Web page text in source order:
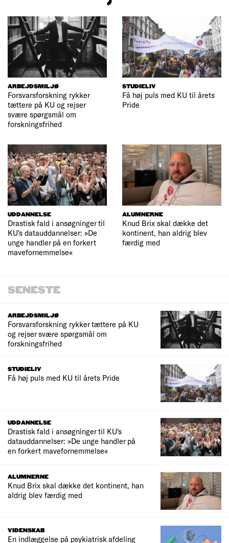
ARBEJDSMILJØ
Forsvarsforskning rykker
tættere på KU og rejser
svære spørgsmål om
forskningsfrihed
STUDIELIV
Få høj puls med KU til årets
Pride
UDDANNELSE
Drastisk fald i ansøgninger til
KU's datauddannelser: »De
unge handler på en forkert
mavefornemmelse«
ALUMNERNE
Knud Brix skal dække det
kontinent, han aldrig blev
færdig med
SENESTE
ARBEJDSMILJØ
Forsvarsforskning rykker tættere på KU
og rejser svære spørgsmål om
forskningsfrihed
STUDIELIV
Få høj puls med KU til årets Pride
UDDANNELSE
Drastisk fald i ansøgninger til KU's
datauddannelser: »De unge handler på
en forkert mavefornemmelse«
ALUMNERNE
Knud Brix skal dække det kontinent, han
aldrig blev færdig med
VIDENSKAB
En indlæggelse på psykiatrisk afdeling